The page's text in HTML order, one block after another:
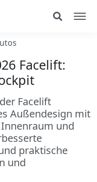
Facelift:
Facelift
Außendesign mit
und
praktische
und